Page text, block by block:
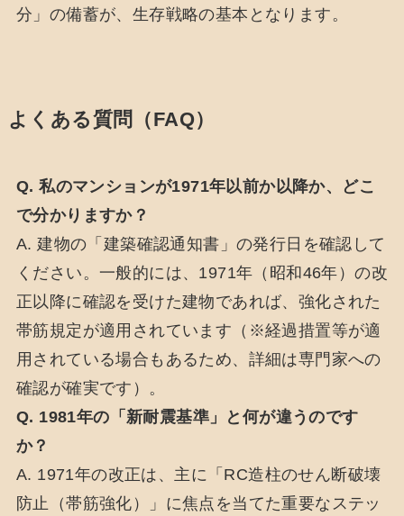
分」の備蓄が、生存戦略の基本となります。
よくある質問（FAQ）
Q. 私のマンションが1971年以前か以降か、どこ
で分かりますか？
A. 建物の「建築確認通知書」の発行日を確認して
ください。一般的には、1971年（昭和46年）の改
正以降に確認を受けた建物であれば、強化された
帯筋規定が適用されています（※経過措置等が適
用されている場合もあるため、詳細は専門家への
確認が確実です）。
Q. 1981年の「新耐震基準」と何が違うのです
か？
A. 1971年の改正は、主に「RC造柱のせん断破壊
防止（帯筋強化）」に焦点を当てた重要なステッ